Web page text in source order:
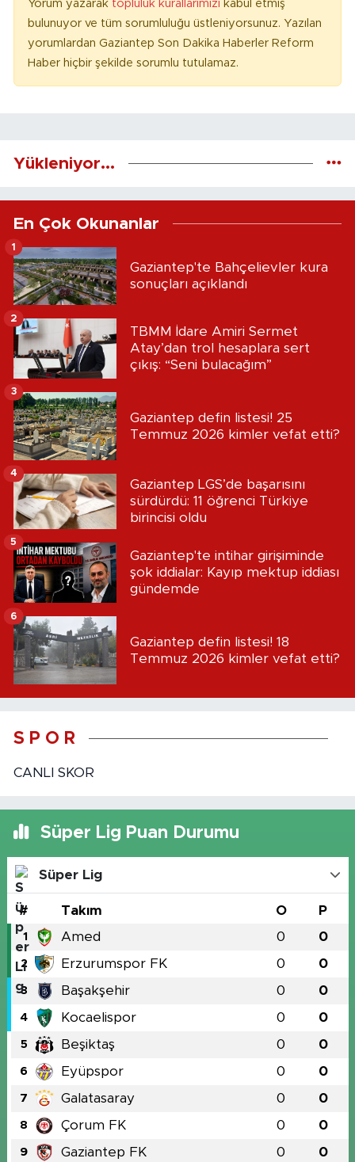
Yorum yazarak topluluk kurallarımızı kabul etmiş
bulunuyor ve tüm sorumluluğu üstleniyorsunuz. Yazılan
yorumlardan Gaziantep Son Dakika Haberler Reform
Haber hiçbir şekilde sorumlu tutulamaz.
Yükleniyor...
En Çok Okunanlar
Gaziantep'te Bahçelievler kura
sonuçları açıklandı
1
TBMM İdare Amiri Sermet
Atay’dan trol hesaplara sert
çıkış: “Seni bulacağım”
2
Gaziantep defin listesi! 25
Temmuz 2026 kimler vefat etti?
3
Gaziantep LGS’de başarısını
sürdürdü: 11 öğrenci Türkiye
birincisi oldu
4
Gaziantep'te intihar girişiminde
şok iddialar: Kayıp mektup iddiası
gündemde
5
Gaziantep defin listesi! 18
Temmuz 2026 kimler vefat etti?
6
S P O R
CANLI SKOR
Süper Lig Puan Durumu
Süper Lig
# Takım O P
1 Amed 0 0
2 Erzurumspor FK 0 0
3 Başakşehir 0 0
4 Kocaelispor 0 0
5 Beşiktaş 0 0
6 Eyüpspor 0 0
7 Galatasaray 0 0
8 Çorum FK 0 0
9 Gaziantep FK 0 0